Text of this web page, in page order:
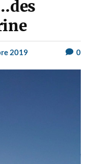
2019 0